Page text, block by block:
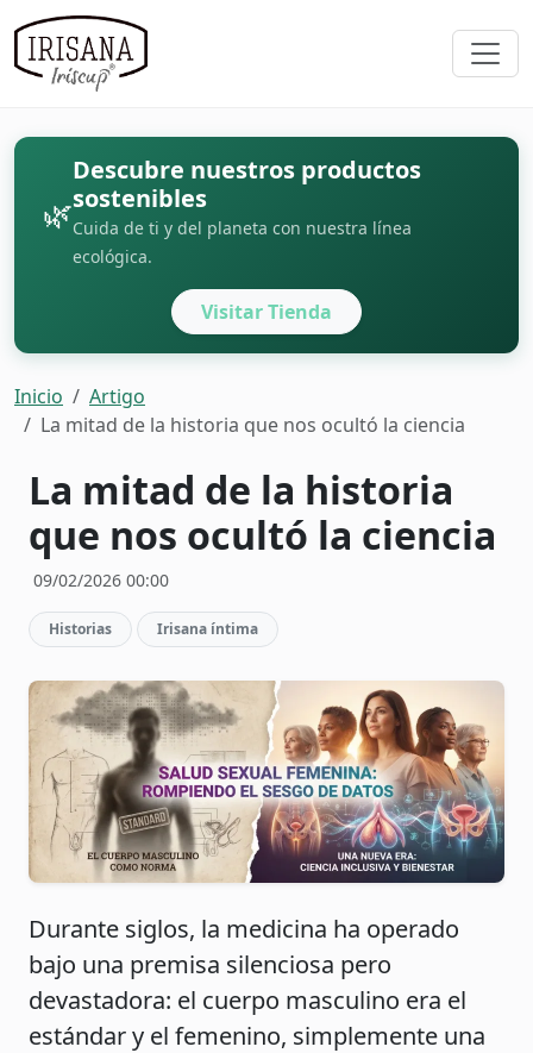
🌿
Descubre nuestros productos
sostenibles
Cuida de ti y del planeta con nuestra línea
ecológica.
Visitar Tienda
Inicio
Artigo
La mitad de la historia que nos ocultó la ciencia
La mitad de la historia
que nos ocultó la ciencia
09/02/2026 00:00
Historias Irisana íntima
Durante siglos, la medicina ha operado
bajo una premisa silenciosa pero
devastadora: el cuerpo masculino era el
estándar y el femenino, simplemente una